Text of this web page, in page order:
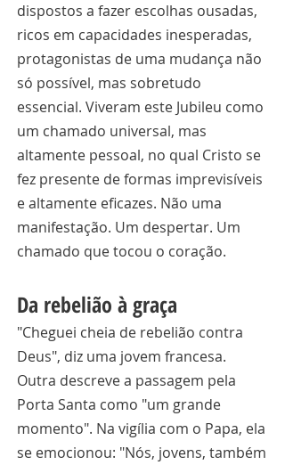
dispostos a fazer escolhas ousadas,
ricos em capacidades inesperadas,
protagonistas de uma mudança não
só possível, mas sobretudo
essencial. Viveram este Jubileu como
um chamado universal, mas
altamente pessoal, no qual Cristo se
fez presente de formas imprevisíveis
e altamente eficazes. Não uma
manifestação. Um despertar. Um
chamado que tocou o coração.
Da rebelião à graça
"Cheguei cheia de rebelião contra
Deus", diz uma jovem francesa.
Outra descreve a passagem pela
Porta Santa como "um grande
momento". Na vigília com o Papa, ela
se emocionou: "Nós, jovens, também